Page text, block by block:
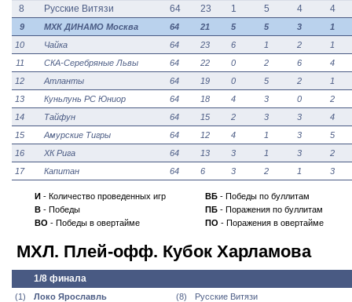
8
Русские Витязи 64 23 1 5 4 4
9 МХК ДИНАМО Москва 64 21 5 5 3
1
10
Чайка 64 23 6 1 2
1
11
СКА-Серебряные Львы 64 22 0 2 6
4
12
Атланты 64 19 0 5 2
1
13
Куньлунь РС Юниор 64 18 4 3 0
2
14
Тайфун 64 15 2 3 3
4
15
Амурские Тигры 64 12 4 1 3
5
16
ХК Рига 64 13 3 1 3
2
17
Капитан 64 6 3 2 1 3
И - Количество проведенных игр
В - Победы
ВО - Победы в овертайме
ВБ - Победы по буллитам
ПБ - Поражения по буллитам
ПО - Поражения в овертайме
МХЛ. Плей-офф. Кубок Харламова
1/8 финала
(1) Локо Ярославль (8)
Русские Витязи